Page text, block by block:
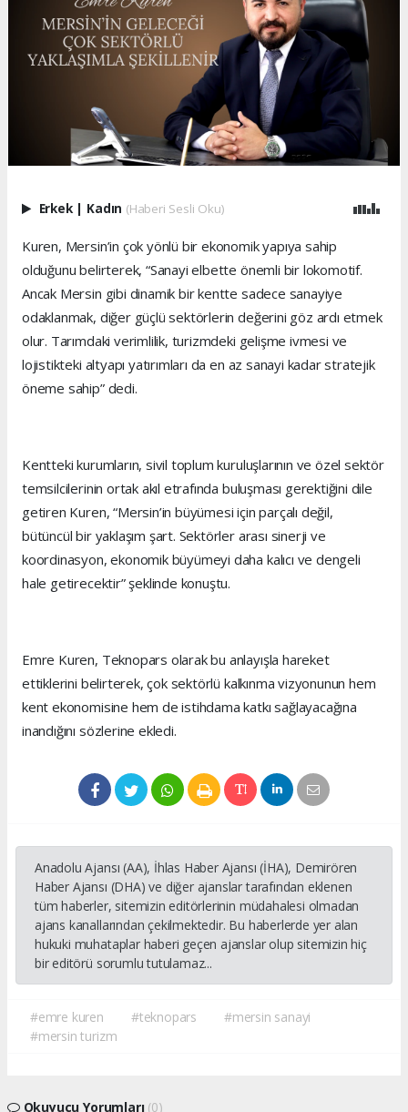
Erkek | Kadın (Haberi Sesli Oku)
Kuren, Mersin’in çok yönlü bir ekonomik yapıya sahip
olduğunu belirterek, “Sanayi elbette önemli bir lokomotif.
Ancak Mersin gibi dinamik bir kentte sadece sanayiye
odaklanmak, diğer güçlü sektörlerin değerini göz ardı etmek
olur. Tarımdaki verimlilik, turizmdeki gelişme ivmesi ve
lojistikteki altyapı yatırımları da en az sanayi kadar stratejik
öneme sahip” dedi.
Kentteki kurumların, sivil toplum kuruluşlarının ve özel sektör
temsilcilerinin ortak akıl etrafında buluşması gerektiğini dile
getiren Kuren, “Mersin’in büyümesi için parçalı değil,
bütüncül bir yaklaşım şart. Sektörler arası sinerji ve
koordinasyon, ekonomik büyümeyi daha kalıcı ve dengeli
hale getirecektir” şeklinde konuştu.
Emre Kuren, Teknopars olarak bu anlayışla hareket
ettiklerini belirterek, çok sektörlü kalkınma vizyonunun hem
kent ekonomisine hem de istihdama katkı sağlayacağına
inandığını sözlerine ekledi.
Anadolu Ajansı (AA), İhlas Haber Ajansı (İHA), Demirören
Haber Ajansı (DHA) ve diğer ajanslar tarafından eklenen
tüm haberler, sitemizin editörlerinin müdahalesi olmadan
ajans kanallarından çekilmektedir. Bu haberlerde yer alan
hukuki muhataplar haberi geçen ajanslar olup sitemizin hiç
bir editörü sorumlu tutulamaz...
#emre kuren #teknopars
#mersin sanayi
#mersin turizm
Okuyucu Yorumları (0)